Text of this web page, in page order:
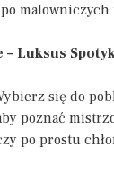
Luksus
się do
poznać
po prostu